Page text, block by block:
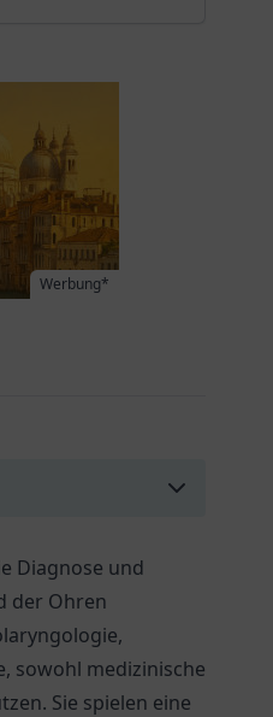
Werbung*
Diagnose und
der Ohren
sowohl medizinische
Sie spielen eine